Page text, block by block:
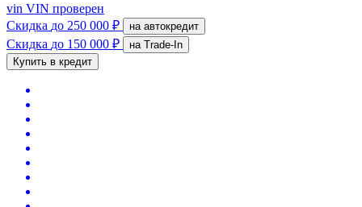
vin VIN проверен
Скидка до 250 000 ₽ на автокредит
Скидка до 150 000 ₽
на Trade-In
Купить в кредит